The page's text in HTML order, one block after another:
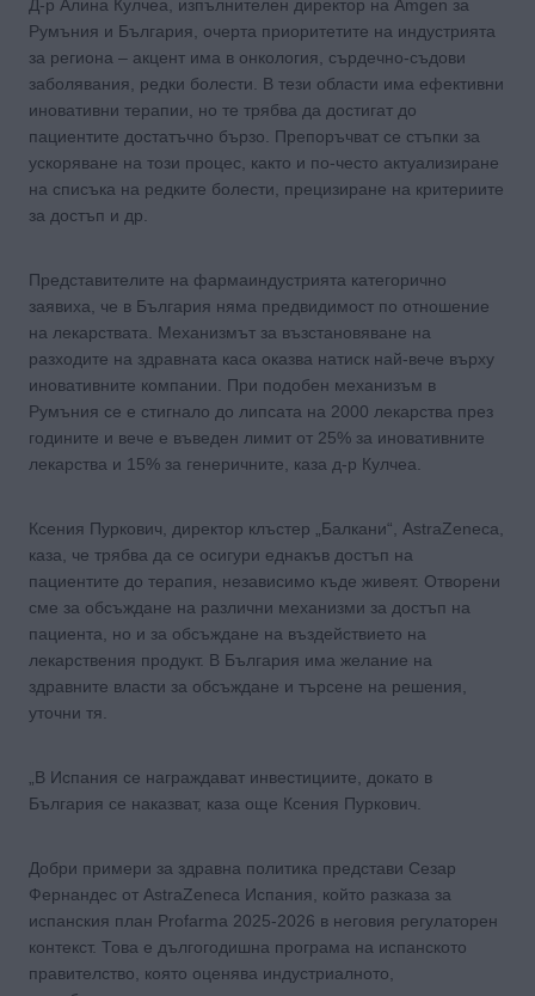
Д-р Алина Кулчеа, изпълнителен директор на Amgen за
Румъния и България, очерта приоритетите на индустрията
за региона – акцент има в онкология, сърдечно-съдови
заболявания, редки болести. В тези области има ефективни
иновативни терапии, но те трябва да достигат до
пациентите достатъчно бързо. Препоръчват се стъпки за
ускоряване на този процес, както и по-често актуализиране
на списъка на редките болести, прецизиране на критериите
за достъп и др.
Представителите на фармаиндустрията категорично
заявиха, че в България няма предвидимост по отношение
на лекарствата. Механизмът за възстановяване на
разходите на здравната каса оказва натиск най-вече върху
иновативните компании. При подобен механизъм в
Румъния се е стигнало до липсата на 2000 лекарства през
годините и вече е въведен лимит от 25% за иновативните
лекарства и 15% за генеричните, каза д-р Кулчеа.
Ксения Пуркович, директор клъстер „Балкани“, AstraZeneca,
каза, че трябва да се осигури еднакъв достъп на
пациентите до терапия, независимо къде живеят. Отворени
сме за обсъждане на различни механизми за достъп на
пациента, но и за обсъждане на въздействието на
лекарствения продукт. В България има желание на
здравните власти за обсъждане и търсене на решения,
уточни тя.
„В Испания се награждават инвестициите, докато в
България се наказват, каза още Ксения Пуркович.
Добри примери за здравна политика представи Сезар
Фернандес от АstraZeneсa Испания, който разказа за
испанския план Profarma 2025-2026 в неговия регулаторен
контекст. Това е дългогодишна програма на испанското
правителство, която оценява индустриалното,